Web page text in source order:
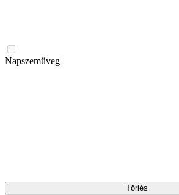
Napszemüveg
Törlés